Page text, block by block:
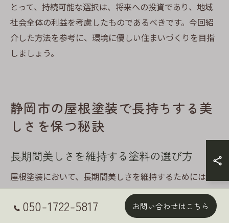
とって、持続可能な選択は、将来への投資であり、地域
社会全体の利益を考慮したものであるべきです。今回紹
介した方法を参考に、環境に優しい住まいづくりを目指
しましょう。
静岡市の屋根塗装で長持ちする美
しさを保つ秘訣
長期間美しさを維持する塗料の選び方
屋根塗装において、長期間美しさを維持するためには、
塗料の選び方が非常に重要です。特に静岡市のように四
季がはっきりしている地域では、気温差や湿度の影響を
050-1722-5817 お問い合わせはこちら